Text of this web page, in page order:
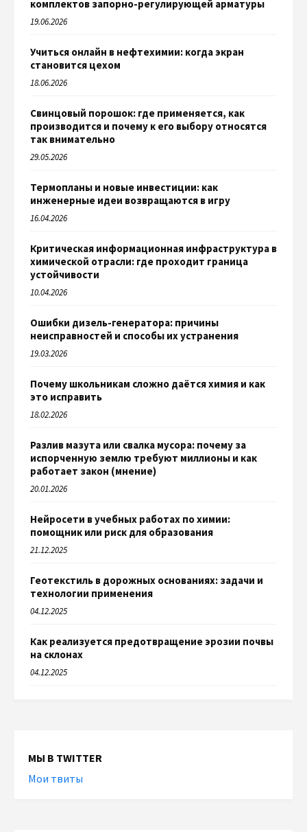
комплектов запорно-регулирующей арматуры
19.06.2026
Учиться онлайн в нефтехимии: когда экран
становится цехом
18.06.2026
Свинцовый порошок: где применяется, как
производится и почему к его выбору относятся
так внимательно
29.05.2026
Термопланы и новые инвестиции: как
инженерные идеи возвращаются в игру
16.04.2026
Критическая информационная инфраструктура в
химической отрасли: где проходит граница
устойчивости
10.04.2026
Ошибки дизель-генератора: причины
неисправностей и способы их устранения
19.03.2026
Почему школьникам сложно даётся химия и как
это исправить
18.02.2026
Разлив мазута или свалка мусора: почему за
испорченную землю требуют миллионы и как
работает закон (мнение)
20.01.2026
Нейросети в учебных работах по химии:
помощник или риск для образования
21.12.2025
Геотекстиль в дорожных основаниях: задачи и
технологии применения
04.12.2025
Как реализуется предотвращение эрозии почвы
на склонах
04.12.2025
МЫ В TWITTER
Мои твиты